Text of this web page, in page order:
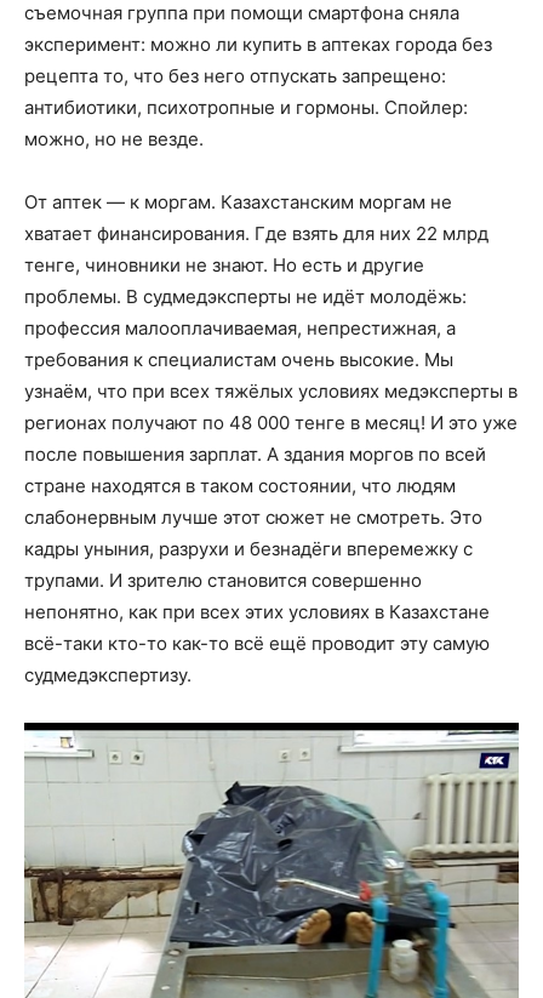
съемочная группа при помощи смартфона сняла
эксперимент: можно ли купить в аптеках города без
рецепта то, что без него отпускать запрещено:
антибиотики, психотропные и гормоны. Спойлер:
можно, но не везде.
От аптек — к моргам. Казахстанским моргам не
хватает финансирования. Где взять для них 22 млрд
тенге, чиновники не знают. Но есть и другие
проблемы. В судмедэксперты не идёт молодёжь:
профессия малооплачиваемая, непрестижная, а
требования к специалистам очень высокие. Мы
узнаём, что при всех тяжёлых условиях медэксперты в
регионах получают по 48 000 тенге в месяц! И это уже
после повышения зарплат. А здания моргов по всей
стране находятся в таком состоянии, что людям
слабонервным лучше этот сюжет не смотреть. Это
кадры уныния, разрухи и безнадёги вперемежку с
трупами. И зрителю становится совершенно
непонятно, как при всех этих условиях в Казахстане
всё-таки кто-то как-то всё ещё проводит эту самую
судмедэкспертизу.